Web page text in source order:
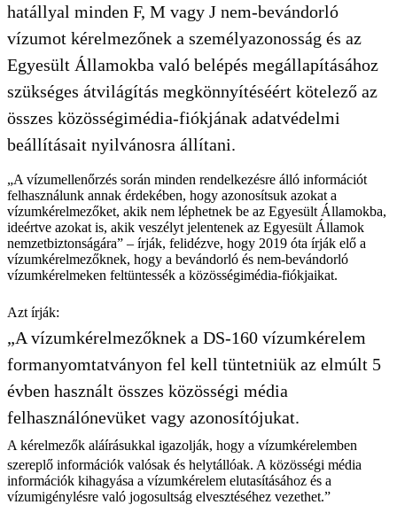
hatállyal minden F, M vagy J nem-bevándorló
vízumot kérelmezőnek a személyazonosság és az
Egyesült Államokba való belépés megállapításához
szükséges átvilágítás megkönnyítéséért kötelező az
összes közösségimédia-fiókjának adatvédelmi
beállításait nyilvánosra állítani.
„A vízumellenőrzés során minden rendelkezésre álló információt
felhasználunk annak érdekében, hogy azonosítsuk azokat a
vízumkérelmezőket, akik nem léphetnek be az Egyesült Államokba,
ideértve azokat is, akik veszélyt jelentenek az Egyesült Államok
nemzetbiztonságára” – írják, felidézve, hogy 2019 óta írják elő a
vízumkérelmezőknek, hogy a bevándorló és nem-bevándorló
vízumkérelmeken feltüntessék a közösségimédia-fiókjaikat.
Azt írják:
„A vízumkérelmezőknek a DS-160 vízumkérelem
formanyomtatványon fel kell tüntetniük az elmúlt 5
évben használt összes közösségi média
felhasználónevüket vagy azonosítójukat.
A kérelmezők aláírásukkal igazolják, hogy a vízumkérelemben
szereplő információk valósak és helytállóak. A közösségi média
információk kihagyása a vízumkérelem elutasításához és a
vízumigénylésre való jogosultság elvesztéséhez vezethet.”